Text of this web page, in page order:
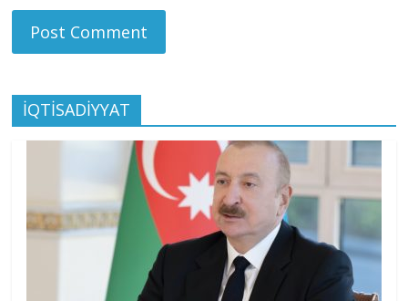
İQTİSADİYYAT